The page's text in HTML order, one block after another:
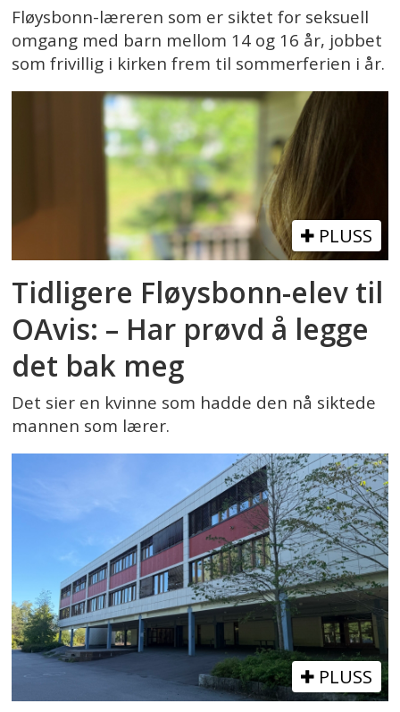
Fløysbonn-læreren som er siktet for seksuell
omgang med barn mellom 14 og 16 år, jobbet
som frivillig i kirken frem til sommerferien i år.
PLUSS
Tidligere Fløysbonn-elev til
OAvis: – Har prøvd å legge
det bak meg
Det sier en kvinne som hadde den nå siktede
mannen som lærer.
PLUSS